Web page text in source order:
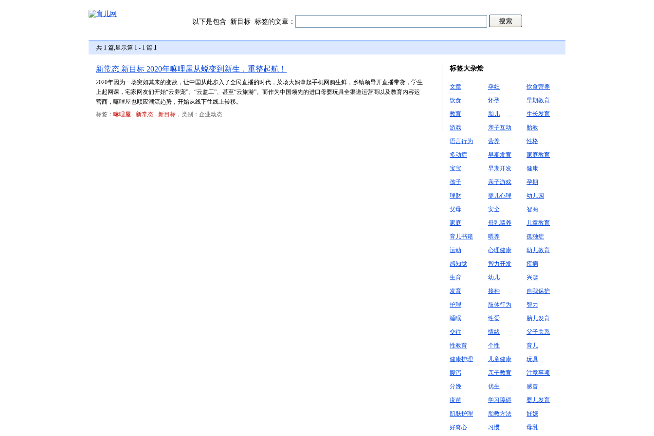
以下是包含 新目标 标签的文章：
共 1 篇,显示第 1 - 1 篇 1
新常态 新目标 2020年嘛哩屋从蜕变到新生，重整起航！
2020年因为一场突如其来的变故，让中国从此步入了全民直播的时代，菜场大妈拿起手机网购生鲜，乡镇领导开直播带货，学生
上起网课，宅家网友们开始“云养宠”、“云监工”、甚至“云旅游”。而作为中国领先的进口母婴玩具全渠道运营商以及教育内容运
营商，嘛哩屋也顺应潮流趋势，开始从线下往线上转移。
标签： 嘛哩屋 - 新常态 - 新目标 ，类别：企业动态
标签大杂烩
文章 孕妇
饮食营养
饮食
怀孕
早期教育
教育
胎儿
生长发育
游戏
亲子互动
胎教
语言行为
营养
性格
多动症
早期发育
家庭教育
宝宝
早期开发
健康
孩子
亲子游戏
孕期
理财
婴儿心理
幼儿园
父母
安全
智商
家庭
母乳喂养
儿童教育
育儿书籍
喂养
孤独症
运动
心理健康
幼儿教育
感知觉
智力开发
疾病
生育
幼儿
兴趣
发育
接种
自我保护
护理
肢体行为
智力
睡眠
性爱
胎儿发育
交往
情绪
父子关系
性教育
个性
育儿
健康护理
儿童健康
玩具
腹泻
亲子教育
注意事项
分娩
优生
感冒
疫苗
学习障碍
婴儿发育
肌肤护理
胎教方法
妊娠
好奇心
习惯 母乳